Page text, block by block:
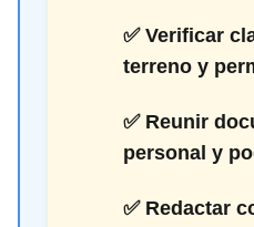
✅ Verificar
terreno y
✅ Reunir
personal y
✅ Redactar